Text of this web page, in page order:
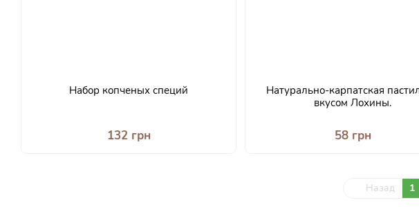
Набор копченых специй
132 грн
Натурально-карпатская
вкусом Лохины.
58 грн
Назад 1